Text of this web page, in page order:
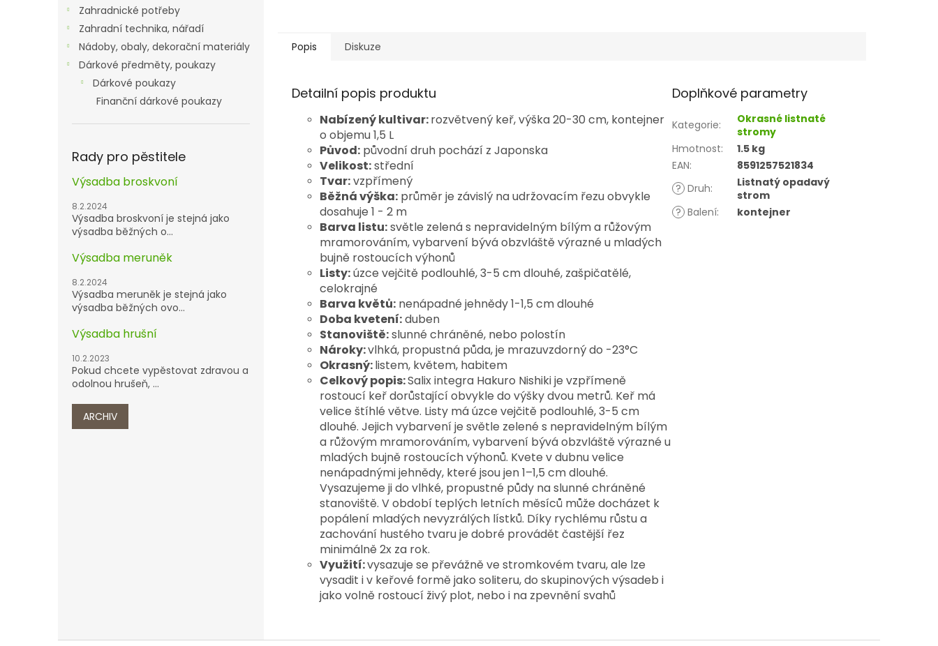
Zahradnické potřeby
Zahradní technika, nářadí
Nádoby, obaly, dekorační materiály
Dárkové předměty, poukazy
Dárkové poukazy
Finanční dárkové poukazy
Rady pro pěstitele
Výsadba broskvoní
8.2.2024
Výsadba broskvoní je stejná jako
výsadba běžných o...
Výsadba meruněk
8.2.2024
Výsadba meruněk je stejná jako
výsadba běžných ovo...
Výsadba hrušní
10.2.2023
Pokud chcete vypěstovat zdravou a
odolnou hrušeň, ...
ARCHIV
Popis Diskuze
Detailní popis produktu
Nabízený kultivar:rozvětvený keř, výška 20-30 cm, kontejner
o objemu 1,5 L
Původ: původní druh pochází z Japonska
Velikost:střední
Tvar:vzpřímený
Běžná výška: průměr je závislý na udržovacím řezu obvykle
dosahuje 1 - 2 m
Barva listu:světle zelená s nepravidelným bílým a růžovým
mramorováním, vybarvení bývá obzvláště výrazné u mladých
bujně rostoucích výhonů
Listy:úzce vejčitě podlouhlé, 3-5 cm dlouhé, zašpičatělé,
celokrajné
Barva květů: nenápadné jehnědy 1-1,5 cm dlouhé
Doba kvetení:duben
Stanoviště:slunné chráněné, nebo polostín
Nároky:vlhká, propustná půda, je mrazuvzdorný do -23°C
Okrasný:listem, květem, habitem
Celkový popis:Salix integra Hakuro Nishiki je vzpřímeně
rostoucí keř dorůstající obvykle do výšky dvou metrů. Keř má
velice štíhlé větve. Listy má úzce vejčitě podlouhlé, 3-5 cm
dlouhé. Jejich vybarvení je světle zelené s nepravidelným bílým
a růžovým mramorováním, vybarvení bývá obzvláště výrazné u
mladých bujně rostoucích výhonů. Kvete v dubnu velice
nenápadnými jehnědy, které jsou jen 1–1,5 cm dlouhé.
Vysazujeme ji do vlhké, propustné půdy na slunné chráněné
stanoviště. V období teplých letních měsíců může docházet k
popálení mladých nevyzrálých lístků. Díky rychlému růstu a
zachování hustého tvaru je dobré provádět častější řez
minimálně 2x za rok.
Využití:vysazuje se převážně ve stromkovém tvaru, ale lze
vysadit i v keřové formě jako soliteru, do skupinových výsadeb i
jako volně rostoucí živý plot, nebo i na zpevnění svahů
Doplňkové parametry
Kategorie:
Okrasné listnaté
stromy
Hmotnost:
1.5 kg
EAN:
8591257521834
? Druh:
Listnatý opadavý
strom
? Balení: kontejner